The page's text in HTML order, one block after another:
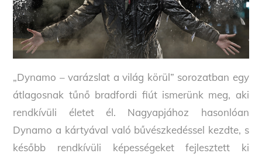
„Dynamo – varázslat a világ körül” sorozatban egy
átlagosnak tűnő bradfordi fiút ismerünk meg, aki
rendkívüli életet él. Nagyapjához hasonlóan
Dynamo a kártyával való bűvészkedéssel kezdte, s
később rendkívüli képességeket fejlesztett ki